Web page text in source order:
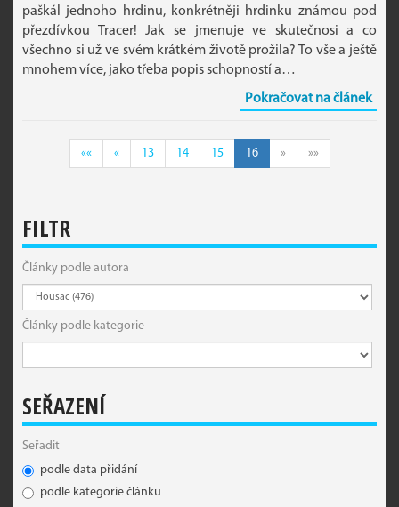
paškál jednoho hrdinu, konkrétněji hrdinku známou pod
přezdívkou Tracer! Jak se jmenuje ve skutečnosi a co
všechno si už ve svém krátkém životě prožila? To vše a ještě
mnohem více, jako třeba popis schopností a…
Pokračovat na článek
«« « 13 14 15 16 » »»
FILTR
Články podle autora
Články podle kategorie
SEŘAZENÍ
Seřadit
podle data přidání
podle kategorie článku